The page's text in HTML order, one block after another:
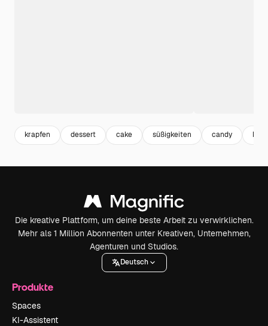
krapfen dessert cake süßigkeiten candy
Die kreative Plattform, um deine beste Arbeit zu verwirklichen.
Mehr als 1 Million Abonnenten unter Kreativen, Unternehmen,
Agenturen und Studios.
Deutsch
Produkte
Spaces
KI-Assistent